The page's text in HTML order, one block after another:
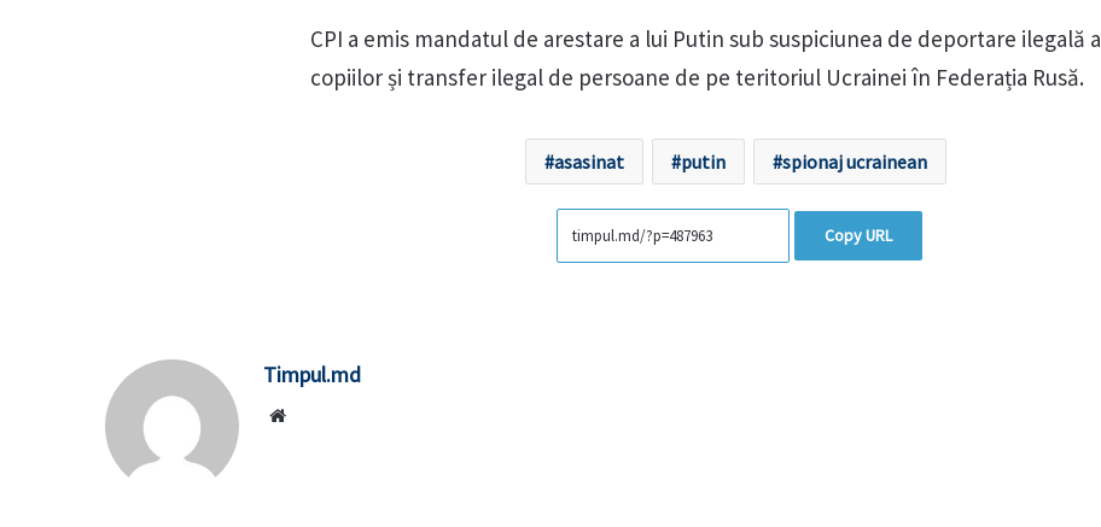
CPI a emis mandatul de arestare a lui Putin sub suspiciunea de deportare ilegală a
copiilor și transfer ilegal de persoane de pe teritoriul Ucrainei în Federația Rusă.
asasinat putin spionaj ucrainean
Copy URL
Timpul.md